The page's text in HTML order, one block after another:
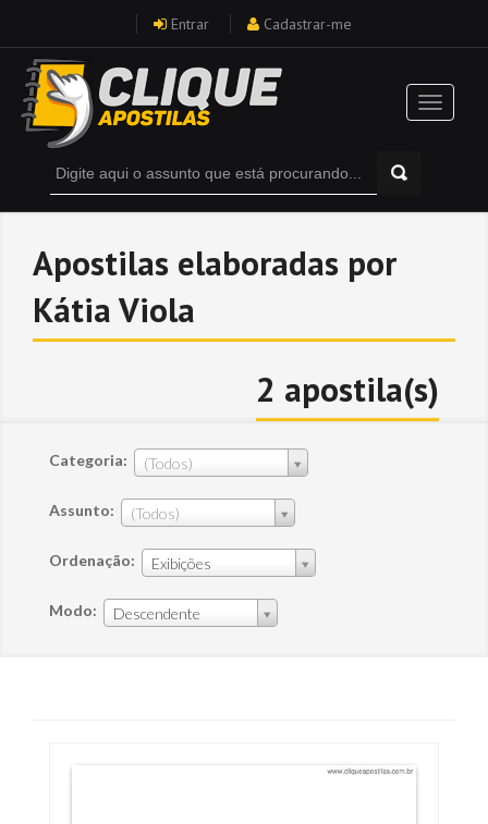
Entrar Cadastrar-me
Apostilas elaboradas por
Kátia Viola
2 apostila(s)
Categoria: (Todos)
Assunto: (Todos)
Ordenação: Exibições
Modo: Descendente